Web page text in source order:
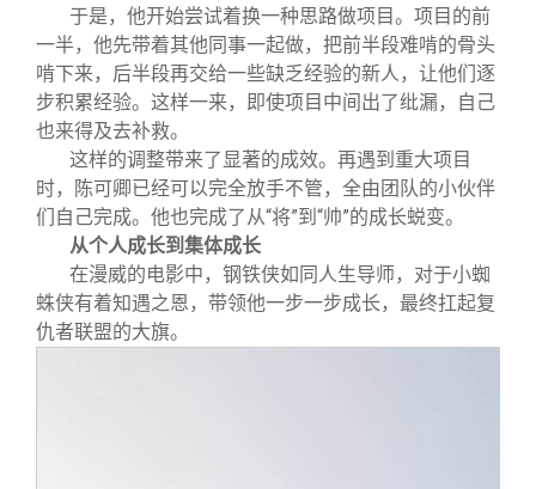
于是，他开始尝试着换一种思路做项目。项目的前
一半，他先带着其他同事一起做，把前半段难啃的骨头
啃下来，后半段再交给一些缺乏经验的新人，让他们逐
步积累经验。这样一来，即使项目中间出了纰漏，自己
也来得及去补救。
这样的调整带来了显著的成效。再遇到重大项目
时，陈可卿已经可以完全放手不管，全由团队的小伙伴
们自己完成。他也完成了从“将”到“帅”的成长蜕变。
从个人成长到集体成长
在漫威的电影中，钢铁侠如同人生导师，对于小蜘
蛛侠有着知遇之恩，带领他一步一步成长，最终扛起复
仇者联盟的大旗。